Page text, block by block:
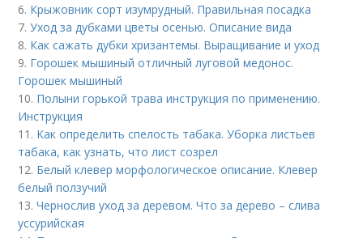
6. Крыжовник сорт изумрудный. Правильная посадка
7.Уход за дубками цветы осенью. Описание вида
8. Как сажать дубки хризантемы. Выращивание и уход
9. Горошек мышиный отличный луговой медонос.
Горошек мышиный
10. Полыни горькой трава инструкция по применению.
Инструкция
11. Как определить спелость табака. Уборка листьев
табака, как узнать, что лист созрел
12. Белый клевер морфологическое описание. Клевер
белый ползучий
13.Чернослив уход за деревом. Что за дерево – слива
уссурийская